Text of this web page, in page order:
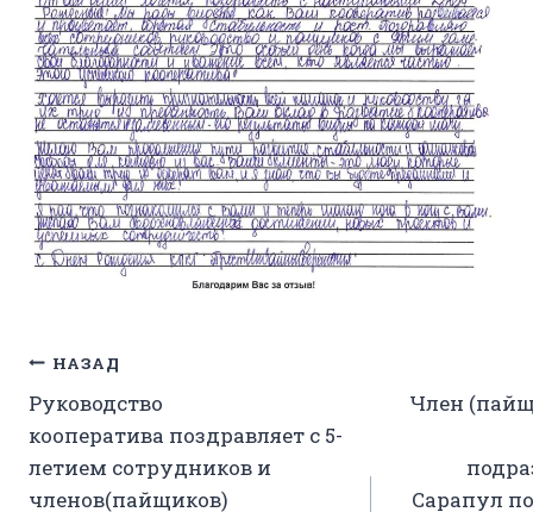
Навигация
по
записям
НАЗАД
Руководство
кооператива поздравляет с 5-
летием сотрудников и
членов(пайщиков)
Член
Сарапул